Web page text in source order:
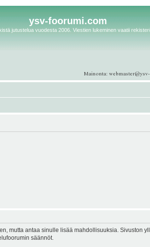
ysv-foorumi.com
jutustelua vuodesta 2006. Viestien lukeminen vaatii
mutta antaa sinulle lisää mahdollisuuksia. Sivuston
säännöt.